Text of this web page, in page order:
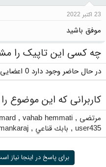
23 اکتبر 2022
موفق باشید
چه کسی این تاپیک را
در حال حاضر وجود دارد 0 اعضایی که این موضوع را مشاهده می کنند
کاربرانی که این موضوع
مرتضی ,
vahab hemmati
,
user435
, بابك قناعي ,
برای پاسخ در اینجا نیاز